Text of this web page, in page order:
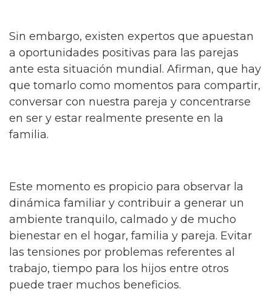
Sin embargo, existen expertos que apuestan
a oportunidades positivas para las parejas
ante esta situación mundial. Afirman, que hay
que tomarlo como momentos para compartir,
conversar con nuestra pareja y concentrarse
en ser y estar realmente presente en la
familia.
Este momento es propicio para observar la
dinámica familiar y contribuir a generar un
ambiente tranquilo, calmado y de mucho
bienestar en el hogar, familia y pareja. Evitar
las tensiones por problemas referentes al
trabajo, tiempo para los hijos entre otros
puede traer muchos beneficios.